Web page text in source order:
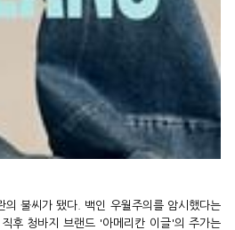
불씨가 됐다. 백인 우월주의를 암시했다는
후 청바지 브랜드 '아메리칸 이글'의 주가는